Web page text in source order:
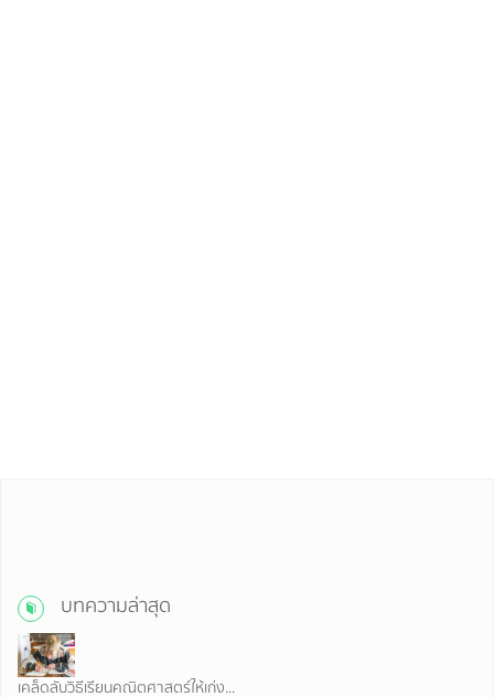
บทความล่าสุด
เคล็ดลับวิธีเรียนคณิตศาสตร์ให้เก่ง...